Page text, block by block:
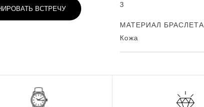
ВСТРЕЧУ
3
МАТЕРИАЛ БРАСЛЕТА
Кожа